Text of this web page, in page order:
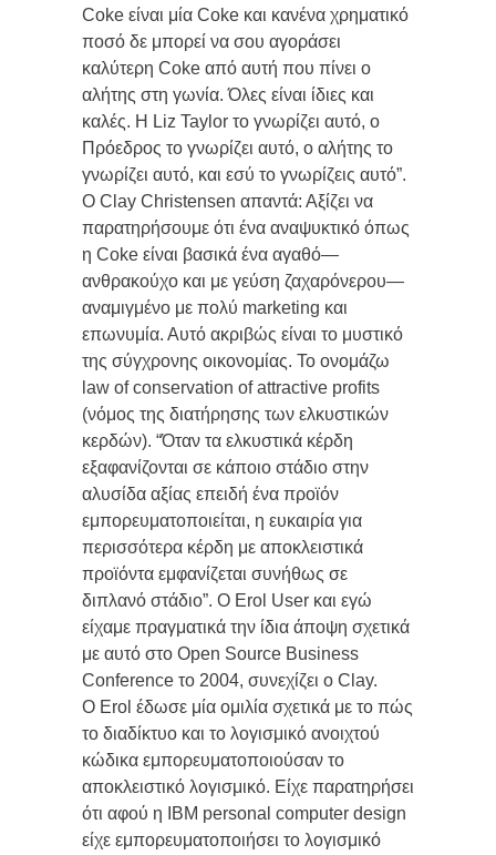
Coke είναι μία Coke και κανένα χρηματικό
ποσό δε μπορεί να σου αγοράσει
καλύτερη Coke από αυτή που πίνει ο
αλήτης στη γωνία. Όλες είναι ίδιες και
καλές. Η Liz Taylor το γνωρίζει αυτό, ο
Πρόεδρος το γνωρίζει αυτό, ο αλήτης το
γνωρίζει αυτό, και εσύ το γνωρίζεις αυτό”.
O Clay Christensen απαντά: Αξίζει να
παρατηρήσουμε ότι ένα αναψυκτικό όπως
η Coke είναι βασικά ένα αγαθό—
ανθρακούχο και με γεύση ζαχαρόνερου—
αναμιγμένο με πολύ marketing και
επωνυμία. Αυτό ακριβώς είναι το μυστικό
της σύγχρονης οικονομίας. Το ονομάζω
law of conservation of attractive profits
(νόμος της διατήρησης των ελκυστικών
κερδών). “Όταν τα ελκυστικά κέρδη
εξαφανίζονται σε κάποιο στάδιο στην
αλυσίδα αξίας επειδή ένα προϊόν
εμπορευματοποιείται, η ευκαιρία για
περισσότερα κέρδη με αποκλειστικά
προϊόντα εμφανίζεται συνήθως σε
διπλανό στάδιο”. Ο Erol User και εγώ
είχαμε πραγματικά την ίδια άποψη σχετικά
με αυτό στο Open Source Business
Conference το 2004, συνεχίζει ο Clay.
Ο Erol έδωσε μία ομιλία σχετικά με το πώς
το διαδίκτυο και το λογισμικό ανοιχτού
κώδικα εμπορευματοποιούσαν το
αποκλειστικό λογισμικό. Είχε παρατηρήσει
ότι αφού η IBM personal computer design
είχε εμπορευματοποιήσει το λογισμικό